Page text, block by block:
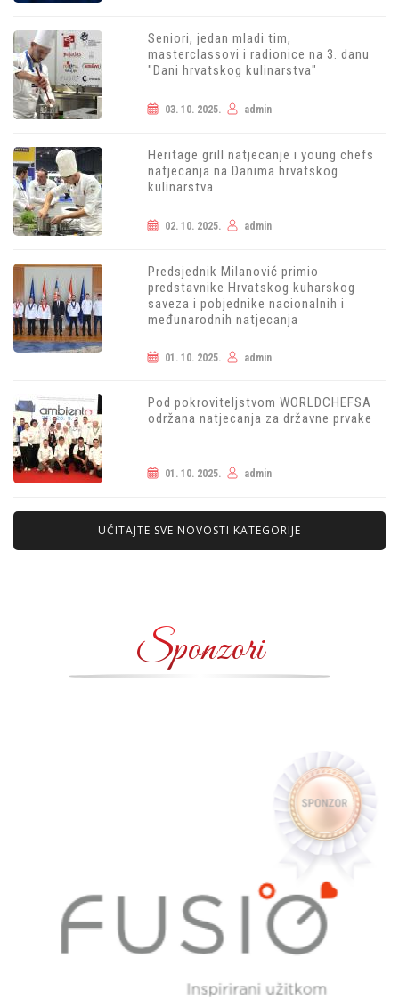
Seniori, jedan mladi tim,
masterclassovi i radionice na 3. danu
"Dani hrvatskog kulinarstva"
03. 10. 2025. admin
Heritage grill natjecanje i young chefs
natjecanja na Danima hrvatskog
kulinarstva
02. 10. 2025. admin
Predsjednik Milanović primio
predstavnike Hrvatskog kuharskog
saveza i pobjednike nacionalnih i
međunarodnih natjecanja
01. 10. 2025. admin
Pod pokroviteljstvom WORLDCHEFSA
održana natjecanja za državne prvake
01. 10. 2025. admin
UČITAJTE SVE NOVOSTI KATEGORIJE
Sponzori